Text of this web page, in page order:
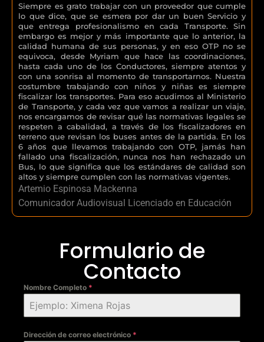
Siempre es grato trabajar con un proveedor que cumple
lo que dice, que se esmera por dar un buen Servicio y
que entrega profesionalismo en cada Transporte. Sin
embargo es mejor y más importante que lo anterior, la
calidad humana de sus personas, y en eso OTP no se
equivoca, desde Myriam que hace las coordinaciones,
hasta cada uno de los Conductores, siempre atentos y
con una sonrisa al momento de transportarnos. Nuestra
costumbre trabajando con niños y niñas es siempre
fiscalizar los transportes. Para eso acudimos al Ministerio
de Transporte, y cada vez que vamos a realizar un viaje,
nos encargamos de revisar qué las normativas legales se
respeten a cabalidad, a través de los fiscalizadores en
terreno que revisan los buses antes de la partida. En los
6 años que llevamos trabajando con OTP, jamás han
fallado una fiscalización, nunca nos han rechazado un
Bus, lo que significa que los estándares de calidad son
altos y siempre cumplen con las normativas vigentes.
Artemio Espinosa Mackenna
Comunicador Audiovisual Licenciado en Educación
Formulario de
Contacto
Nombre Completo *
Dirección de correo electrónico *